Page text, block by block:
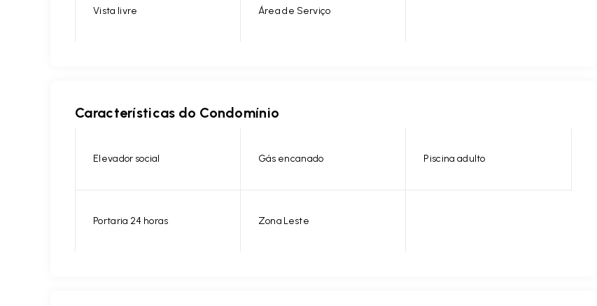
Vista livre Área de Serviço
Características do Condomínio
Elevador social Gás encanado Piscina adulto
Portaria 24 horas Zona Leste